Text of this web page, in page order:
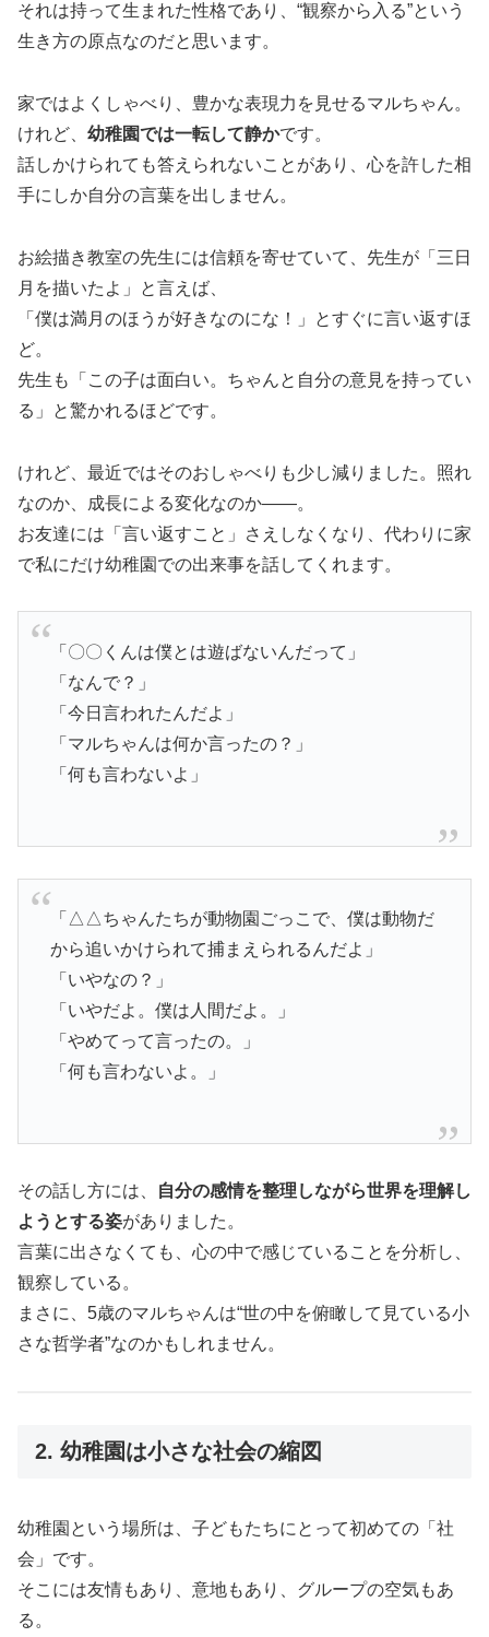
それは持って生まれた性格であり、“観察から入る”という
生き方の原点なのだと思います。
家ではよくしゃべり、豊かな表現力を見せるマルちゃん。
けれど、 幼稚園では一転して静かです。
話しかけられても答えられないことがあり、心を許した相
手にしか自分の言葉を出しません。
お絵描き教室の先生には信頼を寄せていて、先生が「三日
月を描いたよ」と言えば、
「僕は満月のほうが好きなのにな！」とすぐに言い返すほ
ど。
先生も「この子は面白い。ちゃんと自分の意見を持ってい
る」と驚かれるほどです。
けれど、最近ではそのおしゃべりも少し減りました。照れ
なのか、成長による変化なのか——。
お友達には「言い返すこと」さえしなくなり、代わりに家
で私にだけ幼稚園での出来事を話してくれます。
「〇〇くんは僕とは遊ばないんだって」
「なんで？」
「今日言われたんだよ」
「マルちゃんは何か言ったの？」
「何も言わないよ」
「△△ちゃんたちが動物園ごっこで、僕は動物だ
から追いかけられて捕まえられるんだよ」
「いやなの？」
「いやだよ。僕は人間だよ。」
「やめてって言ったの。」
「何も言わないよ。」
その話し方には、
自分の感情を整理しながら世界を理解し
ようとする姿がありました。
言葉に出さなくても、心の中で感じていることを分析し、
観察している。
まさに、5歳のマルちゃんは“世の中を俯瞰して見ている小
さな哲学者”なのかもしれません。
2. 幼稚園は小さな社会の縮図
幼稚園という場所は、子どもたちにとって初めての「社
会」です。
そこには友情もあり、意地もあり、グループの空気もあ
る。